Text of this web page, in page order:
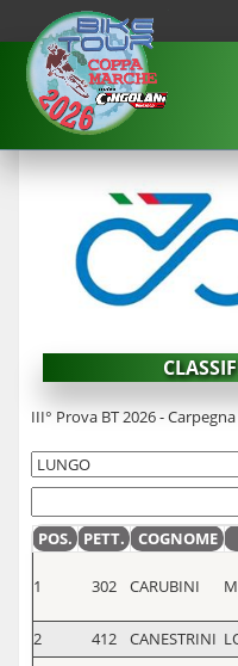
III° Prova BT 2026 - Carpegna
POS. PETT. COGNOME
1 302 CARUBINI
2 412 CANESTRINI